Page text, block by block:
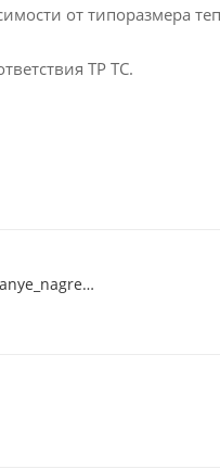
от типоразмера
ТР ТС.
instruktsiya_vodyanye_nagrevateli_whc